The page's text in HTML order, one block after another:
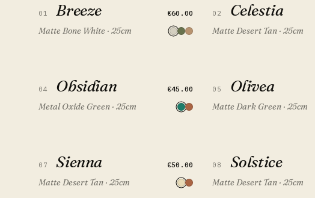
01 Breeze €60.00
Matte Bone White · 25cm
DODAJ U SET
02 Celestia
Matte Desert Tan · 25cm
FEATURED DODAJ U SET
04 Obsidian €45.00
Metal Oxide Green · 25cm
05 Olivea
Matte Dark Green · 25cm
07 Sienna €50.00
Matte Desert Tan · 25cm
08 Solstice
Matte Desert Tan · 25cm